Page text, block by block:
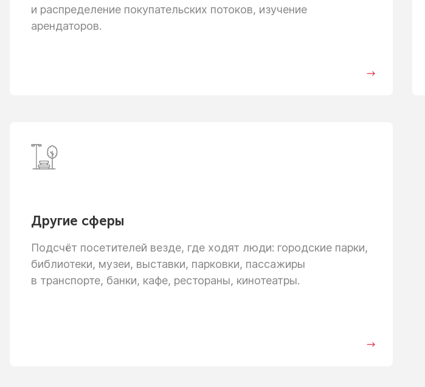
и распределение покупательских потоков, изучение
арендаторов.
Другие сферы
Подсчёт посетителей везде, где ходят люди: городские парки,
библиотеки, музеи, выставки, парковки, пассажиры
в транспорте, банки, кафе, рестораны, кинотеатры.